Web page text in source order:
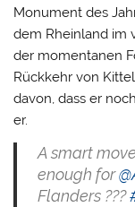
Monument des
dem Rheinland im
der momentanen
Rückkehr von
davon, dass er
er.
A smart
enough for
Flanders ???